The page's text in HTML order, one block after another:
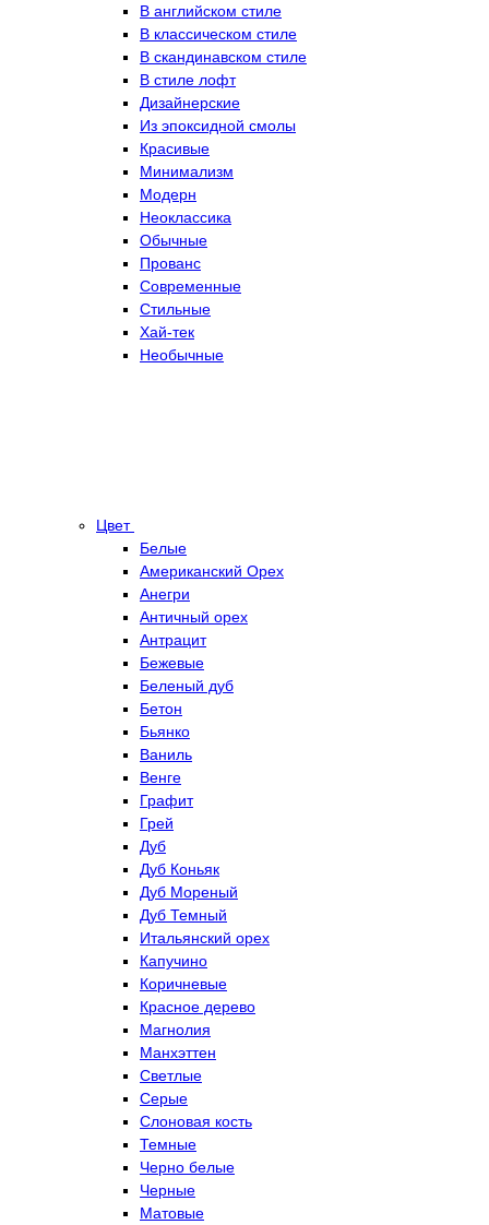
В английском стиле
В классическом стиле
В скандинавском стиле
В стиле лофт
Дизайнерские
Из эпоксидной смолы
Красивые
Минимализм
Модерн
Неоклассика
Обычные
Прованс
Современные
Стильные
Хай-тек
Необычные
Цвет
Белые
Американский Орех
Анегри
Античный орех
Антрацит
Бежевые
Беленый дуб
Бетон
Бьянко
Ваниль
Венге
Графит
Грей
Дуб
Дуб Коньяк
Дуб Мореный
Дуб Темный
Итальянский орех
Капучино
Коричневые
Красное дерево
Магнолия
Манхэттен
Светлые
Серые
Слоновая кость
Темные
Черно белые
Черные
Матовые